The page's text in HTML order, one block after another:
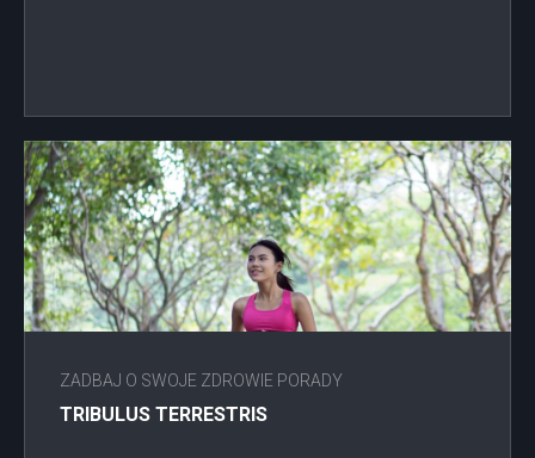
ZADBAJ O SWOJE ZDROWIE PORADY
TRIBULUS TERRESTRIS